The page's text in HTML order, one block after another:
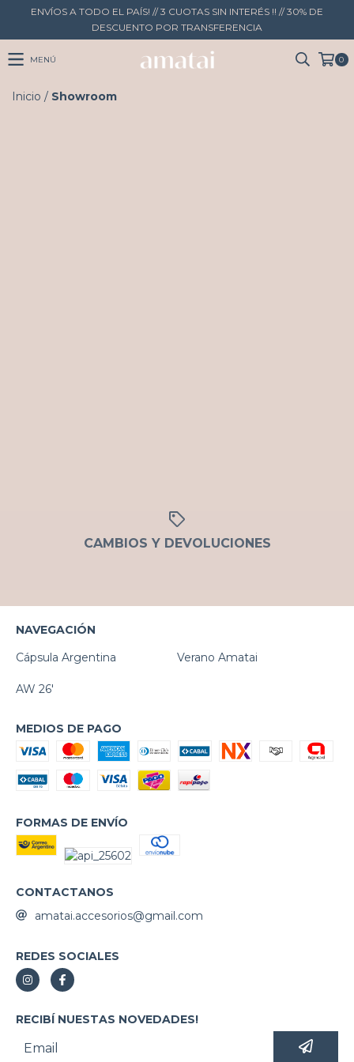
ENVÍOS A TODO EL PAÍS! // 3 CUOTAS SIN INTERÉS !! // 30% DE
DESCUENTO POR TRANSFERENCIA
MENÚ 0
Inicio / Showroom
CAMBIOS Y DEVOLUCIONES
NAVEGACIÓN
Cápsula Argentina
Verano Amatai
AW 26'
MEDIOS DE PAGO
FORMAS DE ENVÍO
CONTACTANOS
amatai.accesorios@gmail.com
REDES SOCIALES
RECIBÍ NUESTAS NOVEDADES!